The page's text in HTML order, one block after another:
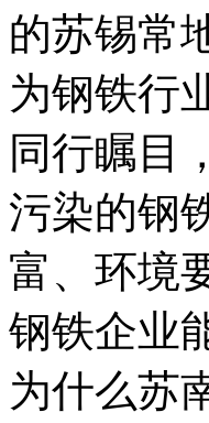
的苏锡常
为钢铁行
同行瞩目
污染的钢
富、环境
钢铁企业
为什么苏